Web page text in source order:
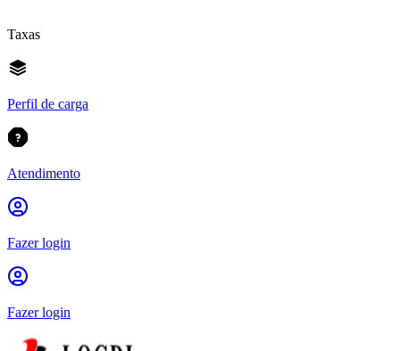
Taxas
Perfil de carga
Atendimento
Fazer login
Fazer login